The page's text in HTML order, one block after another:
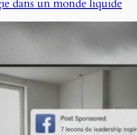
dans un monde liquide